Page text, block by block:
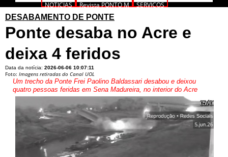
NOTÍCIAS
Revista PONTO M
SERVIÇOS
DESABAMENTO DE PONTE
Ponte desaba no Acre e
deixa 4 feridos
Data da notícia: 2026-06-06 10:07:11
Foto: Imagens retiradas do Canal UOL
Um trecho da Ponte Frei Paolino Baldassari desabou e deixou
quatro pessoas feridas em Sena Madureira, no interior do Acre